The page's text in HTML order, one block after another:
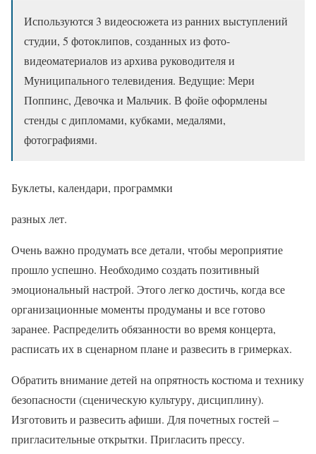
Используются 3 видеосюжета из ранних выступлений
студии, 5 фотоклипов, созданных из фото-
видеоматериалов из архива руководителя и
Муниципального телевидения. Ведущие: Мери
Поппинс, Девочка и Мальчик. В фойе оформлены
стенды с дипломами, кубками, медалями,
фотографиями.
Буклеты, календари, программки
разных лет.
Очень важно продумать все детали, чтобы мероприятие
прошло успешно. Необходимо создать позитивный
эмоциональный настрой. Этого легко достичь, когда все
организационные моменты продуманы и все готово
заранее. Распределить обязанности во время концерта,
расписать их в сценарном плане и развесить в гримерках.
Обратить внимание детей на опрятность костюма и технику
безопасности (сценическую культуру, дисциплину).
Изготовить и развесить афиши. Для почетных гостей –
пригласительные открытки. Пригласить прессу.